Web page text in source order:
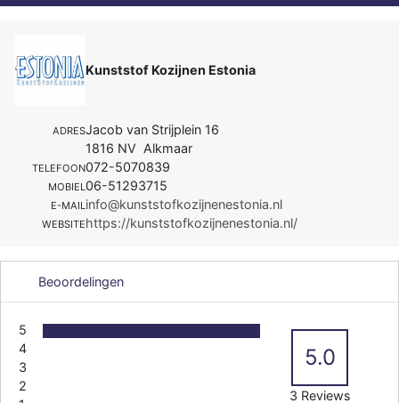
Kunststof Kozijnen Estonia
ADRESJacob van Strijplein 16
1816 NV Alkmaar
TELEFOON072-5070839
MOBIEL 06-51293715
E-MAIL info@kunststofkozijnenestonia.nl
WEBSITEhttps://kunststofkozijnenestonia.nl/
Beoordelingen
5
4
3
2
5.0
3 Reviews